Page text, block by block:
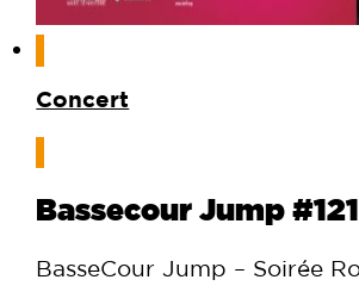
Concert
Bassecour Jump
BasseCour Jump – Soirée